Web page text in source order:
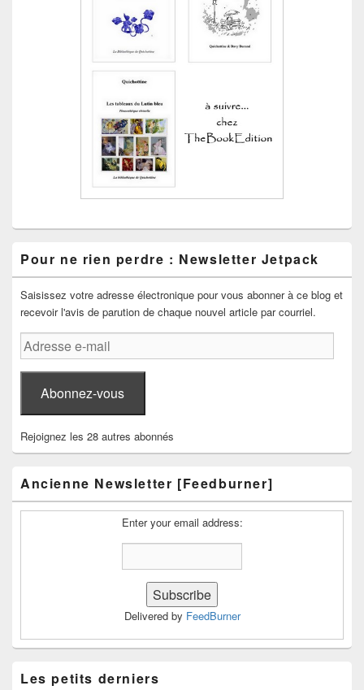
Pour ne rien perdre : Newsletter Jetpack
Saisissez votre adresse électronique pour vous abonner à ce blog et
recevoir l'avis de parution de chaque nouvel article par courriel.
Adresse
e-
mail
Abonnez-vous
Rejoignez les 28 autres abonnés
Ancienne Newsletter [Feedburner]
Enter your email address:
Delivered by FeedBurner
Les petits derniers